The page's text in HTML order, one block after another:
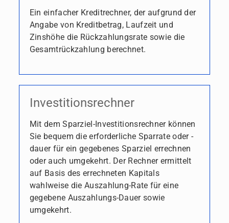
Ein einfacher Kreditrechner, der aufgrund der
Angabe von Kreditbetrag, Laufzeit und
Zinshöhe die Rückzahlungsrate sowie die
Gesamtrückzahlung berechnet.
Investitionsrechner
Mit dem Sparziel-Investitionsrechner können
Sie bequem die erforderliche Sparrate oder -
dauer für ein gegebenes Sparziel errechnen
oder auch umgekehrt. Der Rechner ermittelt
auf Basis des errechneten Kapitals
wahlweise die Auszahlung-Rate für eine
gegebene Auszahlungs-Dauer sowie
umgekehrt.